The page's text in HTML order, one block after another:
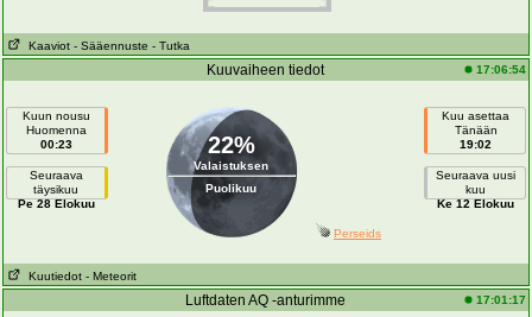
Kaaviot - Sääennuste - Tutka
Kuuvaiheen tiedot 17:06:54
Kuun nousu
Huomenna
00:23
Seuraava
täysikuu
Pe 28 Elokuu
22%
Valaistuksen
Puolikuu
Kuu asettaa
Tänään
19:02
Seuraava uusi
kuu
Ke 12 Elokuu
Perseids
Kuutiedot - Meteorit
Luftdaten AQ -anturimme 17:01:17